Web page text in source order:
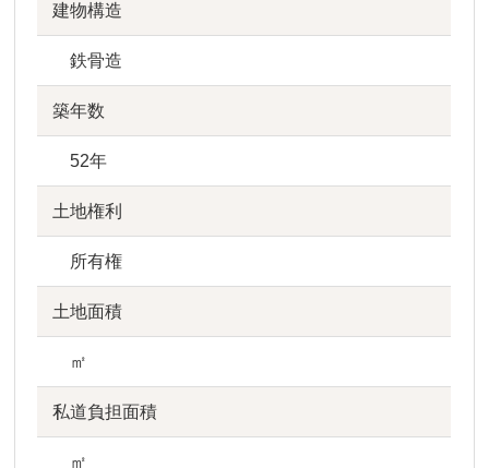
建物構造
鉄骨造
築年数
52年
土地権利
所有権
土地面積
㎡
私道負担面積
㎡